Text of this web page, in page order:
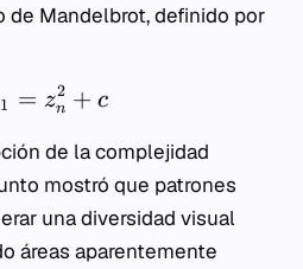
de Mandelbrot, definido por
1 = zn
2 + c
de la complejidad
mostró que patrones
una diversidad visual
áreas aparentemente